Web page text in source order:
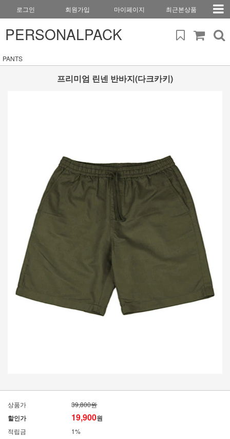
로그인 회원가입 마이페이지 최근본상품
PERSONALPACK
PANTS
프리미엄 린넨 반바지(다크카키)
상품가 39,800원
할인가 19,900원
적립금
1%